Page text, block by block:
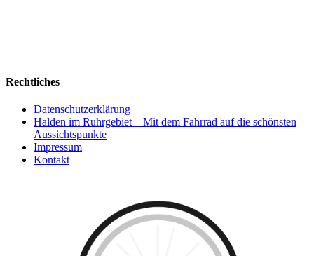
Rechtliches
Datenschutzerklärung
Halden im Ruhrgebiet – Mit dem Fahrrad auf die schönsten
Aussichtspunkte
Impressum
Kontakt